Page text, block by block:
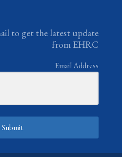
to get the latest update
from EHRC
Email Address
Submit